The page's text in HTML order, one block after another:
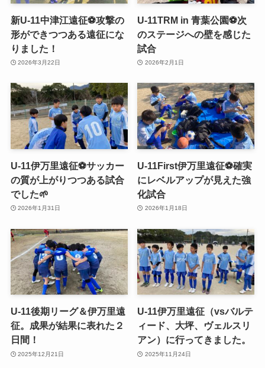
新U-11中津江遠征⚽️攻撃の
形ができつつある遠征にな
りました！
2026年3月22日
U-11TRM in 青葉公園⚽️次
のステージへの壁を感じた
試合
2026年2月1日
U-11伊万里遠征⚽️サッカー
の質が上がりつつある試合
でした🌱
2026年1月31日
U-11First伊万里遠征⚽️確実
にレベルアップが見えた強
化試合
2026年1月18日
U-11後期リーグ＆伊万里遠
征。成果が結果に表れた２
日間！
2025年12月21日
U-11伊万里遠征（vsバルテ
ィード、大坪、ヴェルスリ
アン）に行ってきました。
2025年11月24日